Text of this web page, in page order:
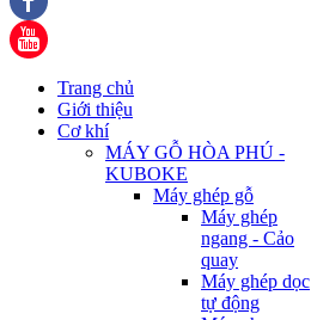
Trang chủ
Giới thiệu
Cơ khí
MÁY GỖ HÒA PHÚ -
KUBOKE
Máy ghép gỗ
Máy ghép
ngang - Cảo
quay
Máy ghép dọc
tự động